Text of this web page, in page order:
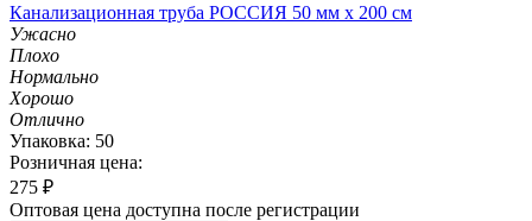
Канализационная труба РОССИЯ 50 мм х 200 см
Ужасно
Плохо
Нормально
Хорошо
Отлично
Упаковка: 50
Розничная цена:
275 ₽
Оптовая цена доступна после регистрации